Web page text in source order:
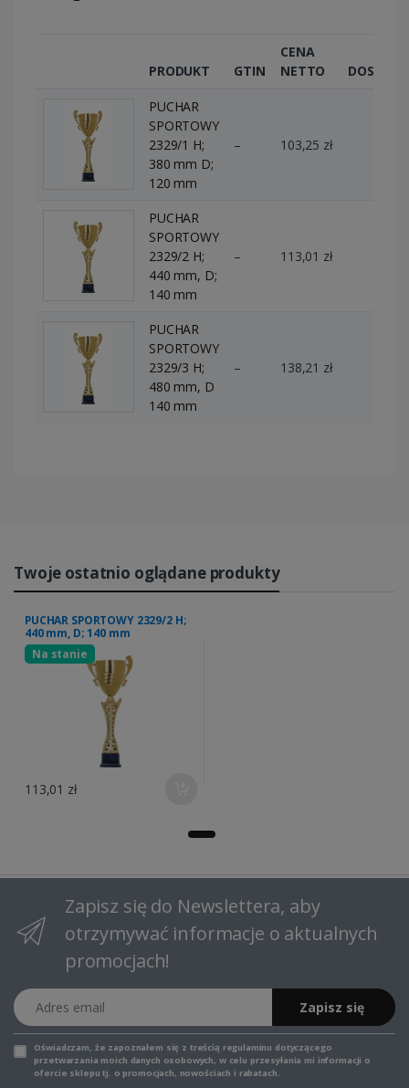
PRODUKT GTIN
CENA
NETTO
PUCHAR
SPORTOWY
2329/1 H;
380 mm D;
120 mm
– 103,25 zł
PUCHAR
SPORTOWY
2329/2 H;
440 mm, D;
140 mm
– 113,01 zł
PUCHAR
SPORTOWY
2329/3 H;
480 mm, D
140 mm
– 138,21 zł
Twoje ostatnio oglądane produkty
PUCHAR SPORTOWY 2329/2 H;
440 mm, D; 140 mm
Na stanie
113,01 zł
Zapisz się do Newslettera, aby
otrzymywać informacje o aktualnych
promocjach!
Adres email
Zapisz się
Oświadczam, że zapoznałem się z treścią regulaminu dotyczącego
przetwarzania moich danych osobowych, w celu przesyłania mi informacji o
ofercie sklepu tj. o promocjach, nowościach i rabatach.